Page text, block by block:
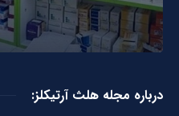
درباره مجله هلث آرتیکلز: